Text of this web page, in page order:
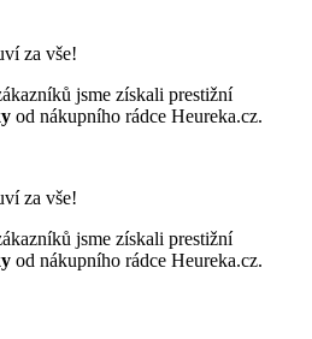
za vše!
jsme získali prestižní
od nákupního rádce Heureka.cz.
za vše!
jsme získali prestižní
od nákupního rádce Heureka.cz.